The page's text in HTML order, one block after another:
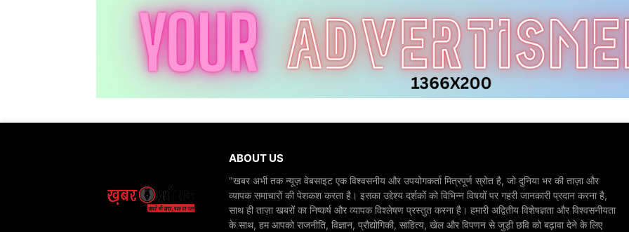
ABOUT US
"खबर अभी तक न्यूज़ वेबसाइट एक विश्वसनीय और उपयोगकर्ता मित्रपूर्ण स्रोत है, जो दुनिया भर की ताज़ा और
व्यापक समाचारों की पेशकश करता है। इसका उद्देश्य दर्शकों को विभिन्न विषयों पर गहरी जानकारी प्रदान करना है,
साथ ही ताज़ा खबरों का निष्कर्ष और व्यापक विश्लेषण प्रस्तुत करना है। हमारी अद्वितीय विशेषज्ञता और विश्वसनीयता
के साथ, हम आपको राजनीति, विज्ञान, प्रौद्योगिकी, साहित्य, खेल और विपणन से जुड़ी छवि को बढ़ावा देने के लिए